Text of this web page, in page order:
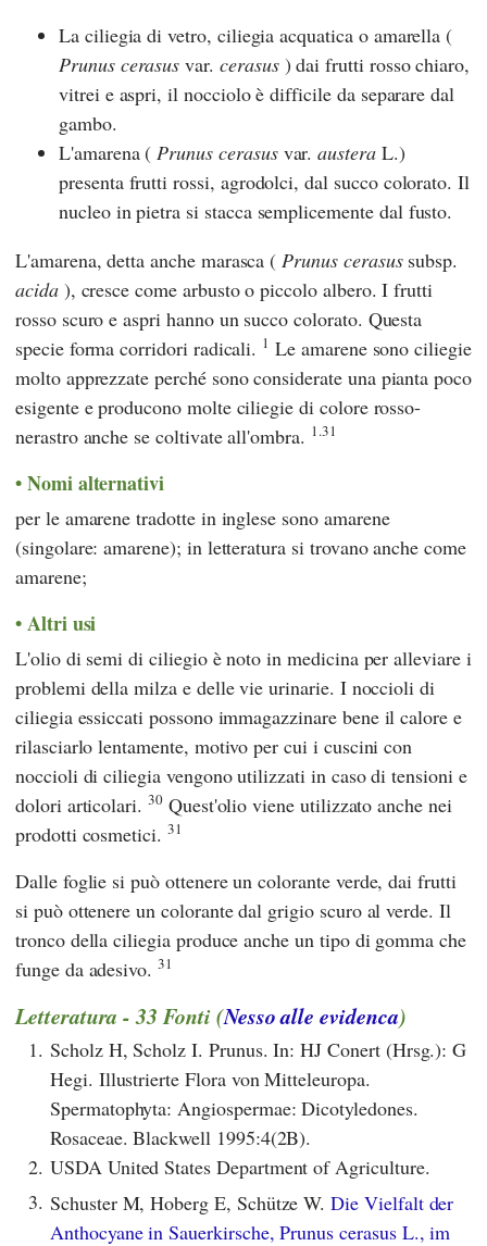
La ciliegia di vetro, ciliegia acquatica o amarella (
Prunus cerasus var. cerasus) dai frutti rosso chiaro,
vitrei e aspri, il nocciolo è difficile da separare dal
gambo.
L'amarena ( Prunus cerasusvar.austeraL.)
presenta frutti rossi, agrodolci, dal succo colorato. Il
nucleo in pietra si stacca semplicemente dal fusto.
L'amarena, detta anche marasca ( Prunus cerasussubsp.
acida), cresce come arbusto o piccolo albero. I frutti
rosso scuro e aspri hanno un succo colorato. Questa
specie forma corridori radicali. 1 Le amarene sono ciliegie
molto apprezzate perché sono considerate una pianta poco
esigente e producono molte ciliegie di colore rosso-
nerastro anche se coltivate all'ombra. 1.31
Nomi alternativi
per le amarene tradotte in inglese sono amarene
(singolare: amarene); in letteratura si trovano anche come
amarene;
Altri usi
L'olio di semi di ciliegio è noto in medicina per alleviare i
problemi della milza e delle vie urinarie. I noccioli di
ciliegia essiccati possono immagazzinare bene il calore e
rilasciarlo lentamente, motivo per cui i cuscini con
noccioli di ciliegia vengono utilizzati in caso di tensioni e
dolori articolari. 30Quest'olio viene utilizzato anche nei
prodotti cosmetici. 31
Dalle foglie si può ottenere un colorante verde, dai frutti
si può ottenere un colorante dal grigio scuro al verde. Il
tronco della ciliegia produce anche un tipo di gomma che
funge da adesivo.31
Letteratura - 33 Fonti (Nesso alle evidenca)
1. Scholz H, Scholz I. Prunus. In: HJ Conert (Hrsg.): G
Hegi. Illustrierte Flora von Mitteleuropa.
Spermatophyta: Angiospermae: Dicotyledones.
Rosaceae. Blackwell 1995:4(2B).
2. USDA United States Department of Agriculture.
3. Schuster M, Hoberg E, Schütze W.Die Vielfalt der
Anthocyane in Sauerkirsche, Prunus cerasus L., im